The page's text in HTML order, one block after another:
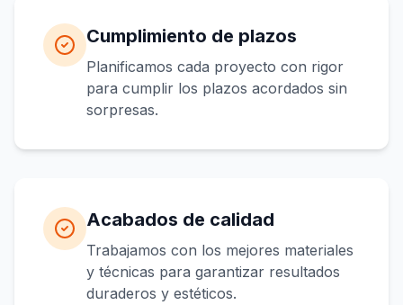
Cumplimiento de plazos
Planificamos cada proyecto con rigor
para cumplir los plazos acordados sin
sorpresas.
Acabados de calidad
Trabajamos con los mejores materiales
y técnicas para garantizar resultados
duraderos y estéticos.